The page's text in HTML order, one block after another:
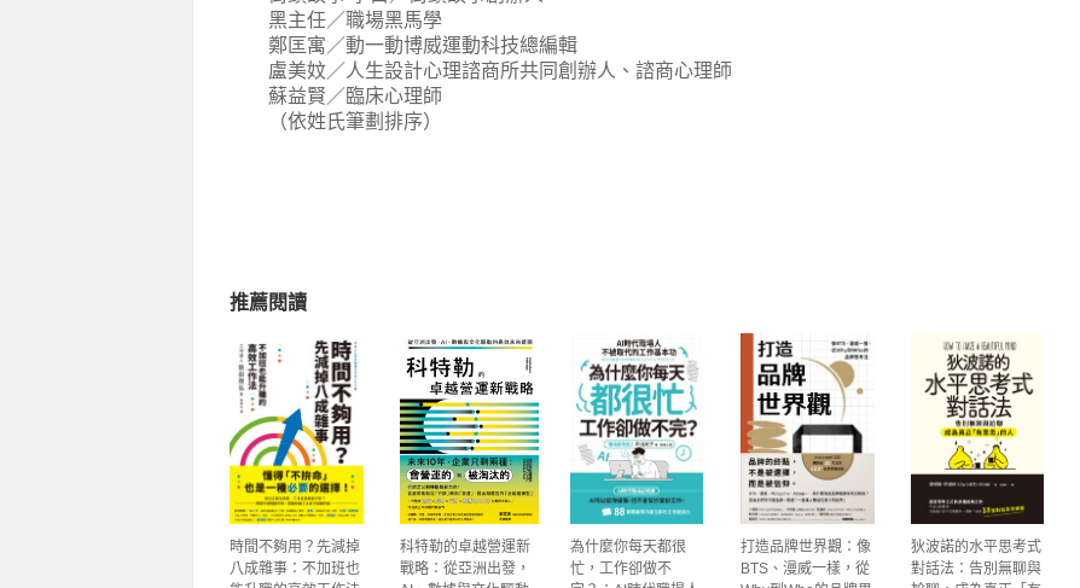
黑主任／職場黑馬學
鄭匡寓／動一動博威運動科技總編輯
盧美妏／人生設計心理諮商所共同創辦人、諮商心理師
蘇益賢／臨床心理師
（依姓氏筆劃排序）
推薦閱讀
時間不夠用？先減掉
八成雜事：不加班也
科特勒的卓越營運新
戰略：從亞洲出發，
為什麼你每天都很
忙，工作卻做不
打造品牌世界觀：像
BTS、漫威一樣，從
狄波諾的水平思考式
對話法：告別無聊與